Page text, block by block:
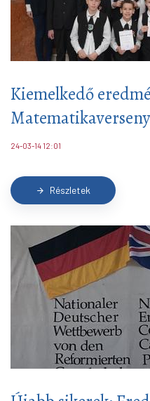
Kiemelkedő
24-03-14 12:01
arrow_forward Részletek